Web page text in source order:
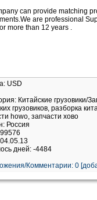
can provide matching
are professional
more than 12 years .
USD
Китайские грузовики/
грузовиков, разборка
howo, запчасти хово
Россия
дней: -4484
Комментарии: 0